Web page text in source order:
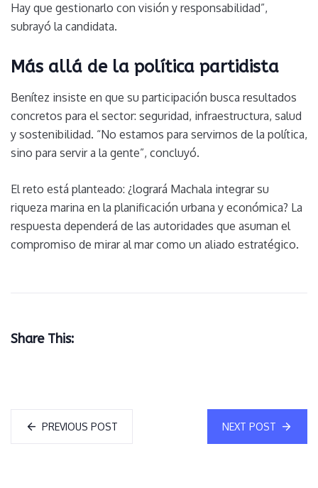
Hay que gestionarlo con visión y responsabilidad”,
subrayó la candidata.
Más allá de la política partidista
Benítez insiste en que su participación busca resultados
concretos para el sector: seguridad, infraestructura, salud
y sostenibilidad. “No estamos para servirnos de la política,
sino para servir a la gente”, concluyó.
El reto está planteado: ¿logrará Machala integrar su
riqueza marina en la planificación urbana y económica? La
respuesta dependerá de las autoridades que asuman el
compromiso de mirar al mar como un aliado estratégico.
Share This:
PREVIOUS POST NEXT POST